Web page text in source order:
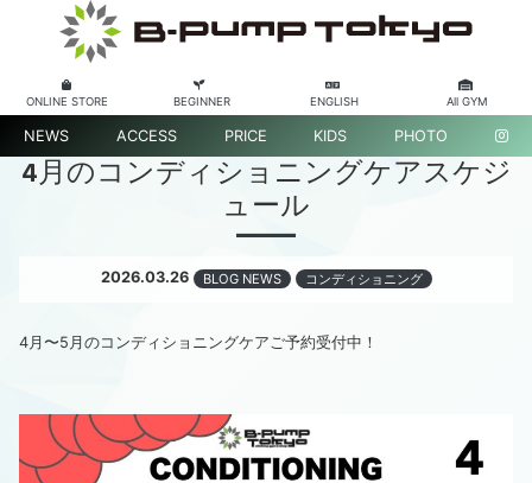
ONLINE STORE BEGINNER ENGLISH All GYM
NEWS ACCESS PRICE KIDS PHOTO
4月のコンディショニングケアスケジ
ュール
2026.03.26 BLOG NEWS コンディショニング
4月〜5月のコンディショニングケアご予約受付中！